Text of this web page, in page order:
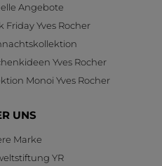
Angebote
Friday Yves Rocher
Yves Rocher
Monoi Yves Rocher
UNS
Marke
YR